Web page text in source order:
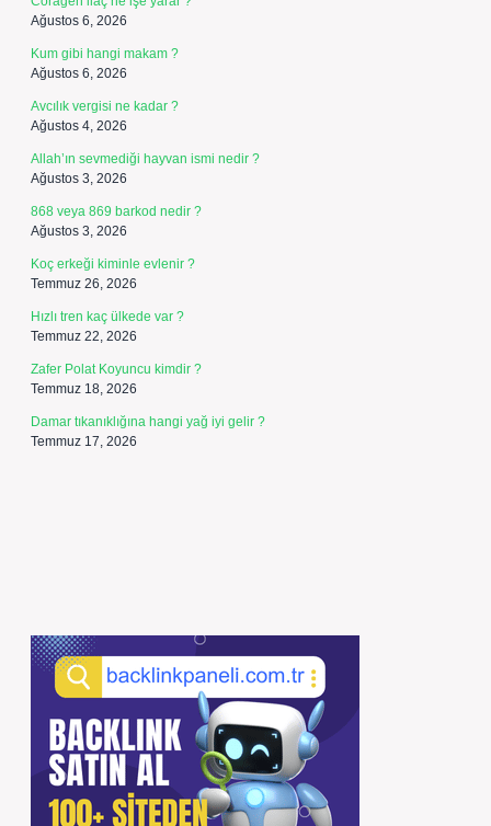
Ağustos 6, 2026
Kum gibi hangi makam ?
Ağustos 6, 2026
Avcılık vergisi ne kadar ?
Ağustos 4, 2026
Allah’ın sevmediği hayvan ismi nedir ?
Ağustos 3, 2026
868 veya 869 barkod nedir ?
Ağustos 3, 2026
Koç erkeği kiminle evlenir ?
Temmuz 26, 2026
Hızlı tren kaç ülkede var ?
Temmuz 22, 2026
Zafer Polat Koyuncu kimdir ?
Temmuz 18, 2026
Damar tıkanıklığına hangi yağ iyi gelir ?
Temmuz 17, 2026